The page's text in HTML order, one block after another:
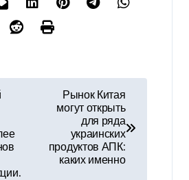
Рынок Китая
могут открыть
для ряда
украинских
продуктов АПК:
каких именно